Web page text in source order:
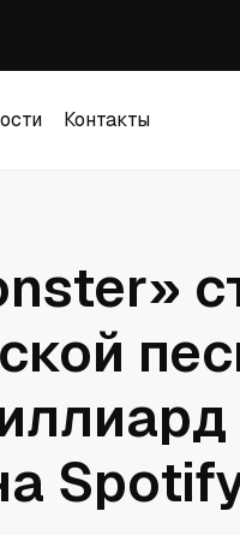
дисциплину через
Контакты